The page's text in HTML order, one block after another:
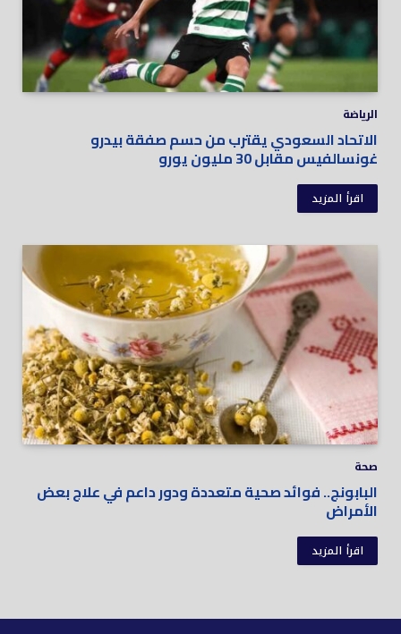
الرياضة
الاتحاد السعودي يقترب من حسم صفقة بيدرو
غونسالفيس مقابل 30 مليون يورو
اقرأ المزيد
صحة
البابونج.. فوائد صحية متعددة ودور داعم في علاج بعض
الأمراض
اقرأ المزيد